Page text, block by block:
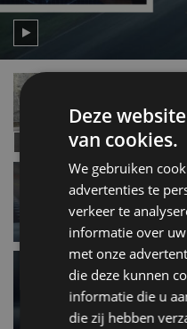
mrt 2024
Hyundai
jan 2024
Alles over
jul 2023
Deze
van cookies.
We gebruiken
advertenties te
verkeer te
informatie over
met onze
die deze kunnen
informatie die u
die zij hebben